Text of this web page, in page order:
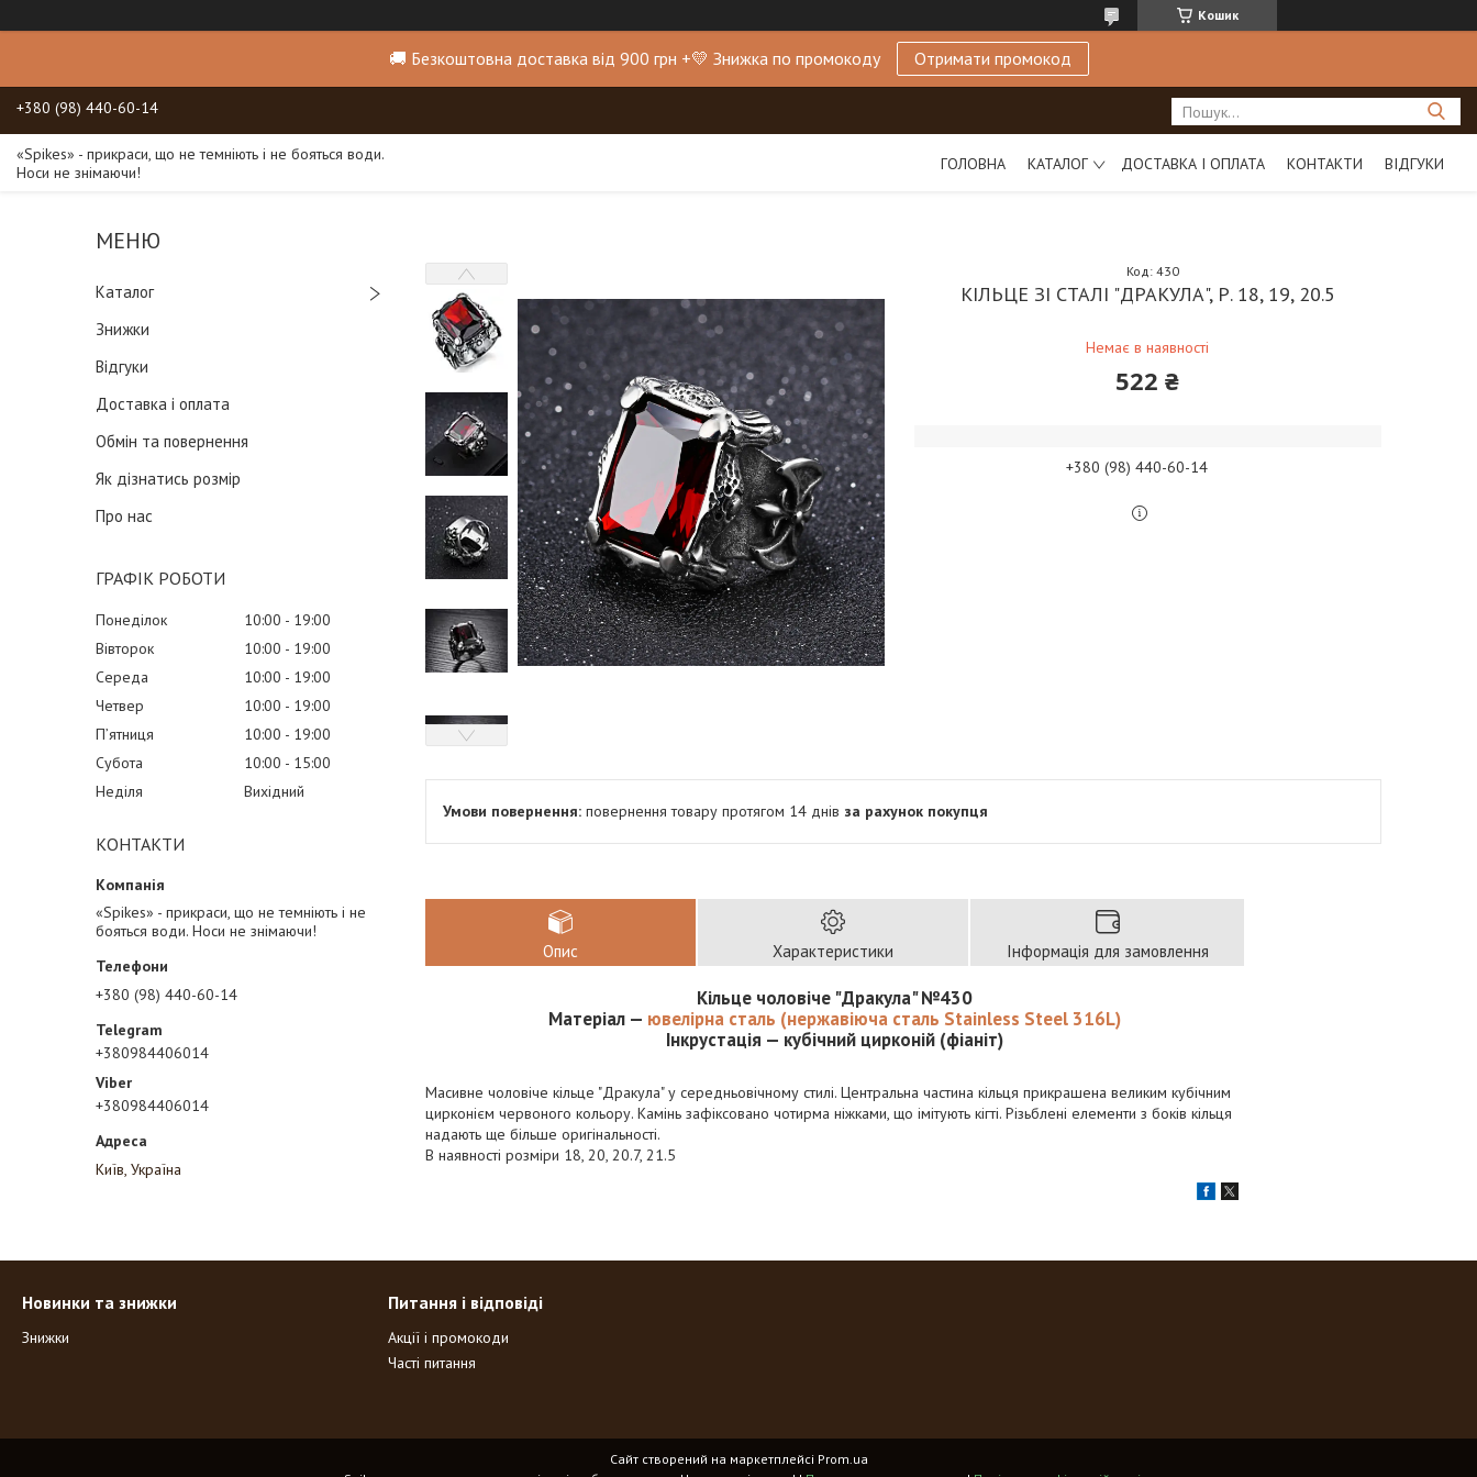
Кошик
🚚 Безкоштовна доставка від 900 грн +💛 Знижка по промокоду Отримати промокод
+380 (98) 440-60-14
«Spikes» - прикраси, що не темніють і не бояться води.
Носи не знімаючи!
ГОЛОВНА КАТАЛОГ ДОСТАВКА І ОПЛАТА КОНТАКТИ ВІДГУКИ
Каталог
Знижки
Відгуки
Доставка і оплата
Обмін та повернення
Як дізнатись розмір
Про нас
ГРАФІК РОБОТИ
Понеділок 10:00
19:00
Вівторок
10:00
19:00
Середа
10:00
19:00
Четвер
10:00
19:00
Пʼятниця
10:00
19:00
Субота
10:00
15:00
Неділя
Вихідний
КОНТАКТИ
«Spikes» - прикраси, що не темніють і не
бояться води. Носи не знімаючи!
+380 (98) 440-60-14
+380984406014
+380984406014
Київ, Україна
КІЛЬЦЕ ЗІ СТАЛІ "ДРАКУЛА", Р. 18, 19, 20.5
Немає в наявності
Код:430
522 ₴
+380 (98) 440-60-14
повернення товару протягом 14 днів за рахунок покупця
Опис Характеристики Інформація для замовлення
Кільце чоловіче "Дракула" №430
Матеріал — ювелірна сталь (нержавіюча сталь Stainless Steel 316L)
Інкрустація — кубічний цирконій (фіаніт)
Масивне чоловіче кільце "Дракула"у середньовічному стилі. Центральна частина кільця прикрашена великим кубічним
цирконієм червоного кольору. Камінь зафіксовано чотирма ніжками, що імітують кігті. Різьблені елементи з боків кільця
надають ще більше оригінальності.
В наявності розміри 18, 20, 20.7, 21.5
Новинки та знижки
Знижки
Питання і відповіді
Акції і промокоди
Часті питання
Сайт створений на маркетплейсі Prom.ua